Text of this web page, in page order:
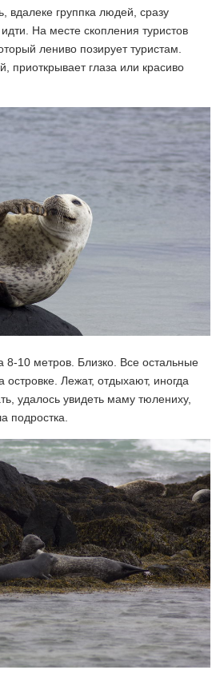
вдалеке группка людей, сразу
На месте скопления туристов
лениво позирует туристам.
приоткрывает глаза или красиво
8-10 метров. Близко. Все остальные
Лежат, отдыхают, иногда
удалось увидеть маму тюлениху,
подростка.